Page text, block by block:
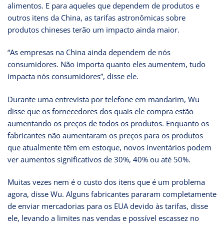
alimentos. E para aqueles que dependem de produtos e
outros itens da China, as tarifas astronômicas sobre
produtos chineses terão um impacto ainda maior.
“As empresas na China ainda dependem de nós
consumidores. Não importa quanto eles aumentem, tudo
impacta nós consumidores”, disse ele.
Durante uma entrevista por telefone em mandarim, Wu
disse que os fornecedores dos quais ele compra estão
aumentando os preços de todos os produtos. Enquanto os
fabricantes não aumentaram os preços para os produtos
que atualmente têm em estoque, novos inventários podem
ver aumentos significativos de 30%, 40% ou até 50%.
Muitas vezes nem é o custo dos itens que é um problema
agora, disse Wu. Alguns fabricantes pararam completamente
de enviar mercadorias para os EUA devido às tarifas, disse
ele, levando a limites nas vendas e possível escassez no